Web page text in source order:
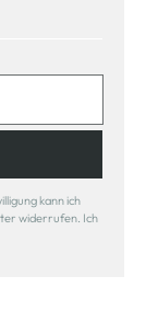
kann ich
widerrufen. Ich